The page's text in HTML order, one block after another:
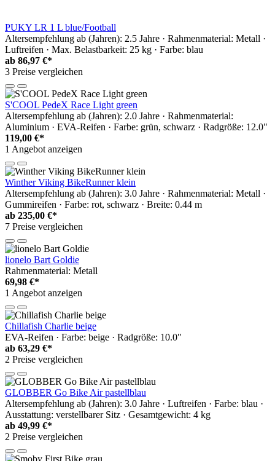
PUKY LR 1 L blue/Football
Altersempfehlung ab (Jahren): 2.5 Jahre · Rahmenmaterial: Metall ·
Luftreifen · Max. Belastbarkeit: 25 kg · Farbe: blau
ab 86,97 €*
3 Preise vergleichen
S'COOL PedeX Race Light green
Altersempfehlung ab (Jahren): 2.0 Jahre · Rahmenmaterial:
Aluminium · EVA-Reifen · Farbe: grün, schwarz · Radgröße: 12.0"
119,00 €*
1 Angebot anzeigen
Winther Viking BikeRunner klein
Altersempfehlung ab (Jahren): 3.0 Jahre · Rahmenmaterial: Metall ·
Gummireifen · Farbe: rot, schwarz · Breite: 0.44 m
ab 235,00 €*
7 Preise vergleichen
lionelo Bart Goldie
Rahmenmaterial: Metall
69,98 €*
1 Angebot anzeigen
Chillafish Charlie beige
EVA-Reifen · Farbe: beige · Radgröße: 10.0"
ab 63,29 €*
2 Preise vergleichen
GLOBBER Go Bike Air pastellblau
Altersempfehlung ab (Jahren): 3.0 Jahre · Luftreifen · Farbe: blau ·
Ausstattung: verstellbarer Sitz · Gesamtgewicht: 4 kg
ab 49,99 €*
2 Preise vergleichen